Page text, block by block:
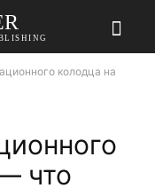
колодца на
что